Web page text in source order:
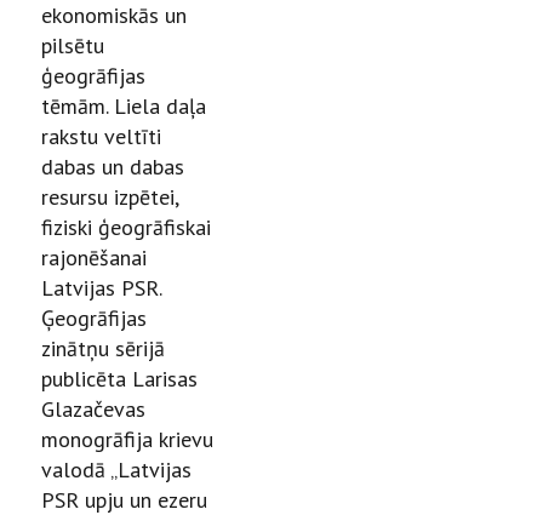
ekonomiskās un
pilsētu
ģeogrāfijas
tēmām. Liela daļa
rakstu veltīti
dabas un dabas
resursu izpētei,
fiziski ģeogrāfiskai
rajonēšanai
Latvijas PSR.
Ģeogrāfijas
zinātņu sērijā
publicēta Larisas
Glazačevas
monogrāfija krievu
valodā „Latvijas
PSR upju un ezeru